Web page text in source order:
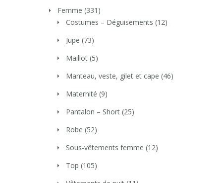
Femme (331)
Costumes – Déguisements (12)
Jupe (73)
Maillot (5)
Manteau, veste, gilet et cape (46)
Maternité (9)
Pantalon – Short (25)
Robe (52)
Sous-vêtements femme (12)
Top (105)